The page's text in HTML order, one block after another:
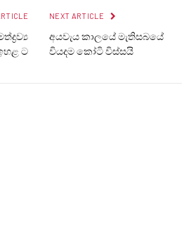
ට
NEXT ARTICLE
අයවැය කාලයේ මැතිසබයේ
වියදම කෝටි විස්සයි